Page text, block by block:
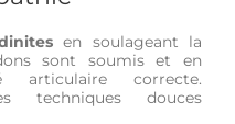
en soulageant la
sont soumis et en
articulaire correcte.
techniques douces